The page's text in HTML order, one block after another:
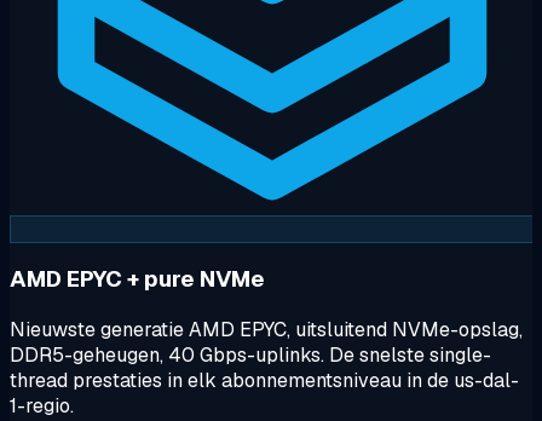
AMD EPYC + pure NVMe
Nieuwste generatie AMD EPYC, uitsluitend NVMe-opslag,
DDR5-geheugen, 40 Gbps-uplinks. De snelste single-
thread prestaties in elk abonnementsniveau in de us-dal-
1-regio.